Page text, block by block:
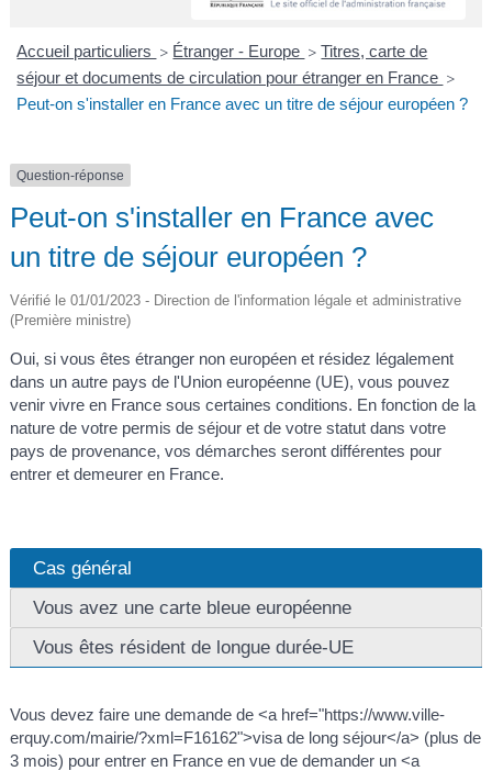
Accueil particuliers > Étranger - Europe > Titres, carte de
séjour et documents de circulation pour étranger en France >
Peut-on s'installer en France avec un titre de séjour européen ?
Question-réponse
Peut-on s'installer en France avec
un titre de séjour européen ?
Vérifié le 01/01/2023 - Direction de l'information légale et administrative
(Première ministre)
Oui, si vous êtes étranger non européen et résidez légalement
dans un autre pays de l'Union européenne (UE), vous pouvez
venir vivre en France sous certaines conditions. En fonction de la
nature de votre permis de séjour et de votre statut dans votre
pays de provenance, vos démarches seront différentes pour
entrer et demeurer en France.
Cas général
Vous avez une carte bleue européenne
Vous êtes résident de longue durée-UE
Vous devez faire une demande de <a href="https://www.ville-
erquy.com/mairie/?xml=F16162">visa de long séjour</a> (plus de
3 mois) pour entrer en France en vue de demander un <a